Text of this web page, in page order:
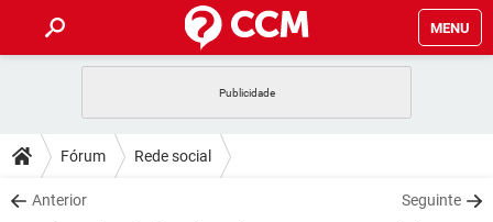
MENU
CELULAR
OUTLOOK
DICAS
JOGOS
DOWNLOADS
Fórum Rede social
Anterior Seguinte